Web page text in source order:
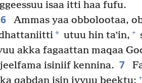
isaa itti haa fufu.
6
Ammas yaa obbolootaa,
* utuu hin taʼin, +
akka fagaattan maqaa
isiniif kennina. 7
qabdan isin iyyuu beektu; +